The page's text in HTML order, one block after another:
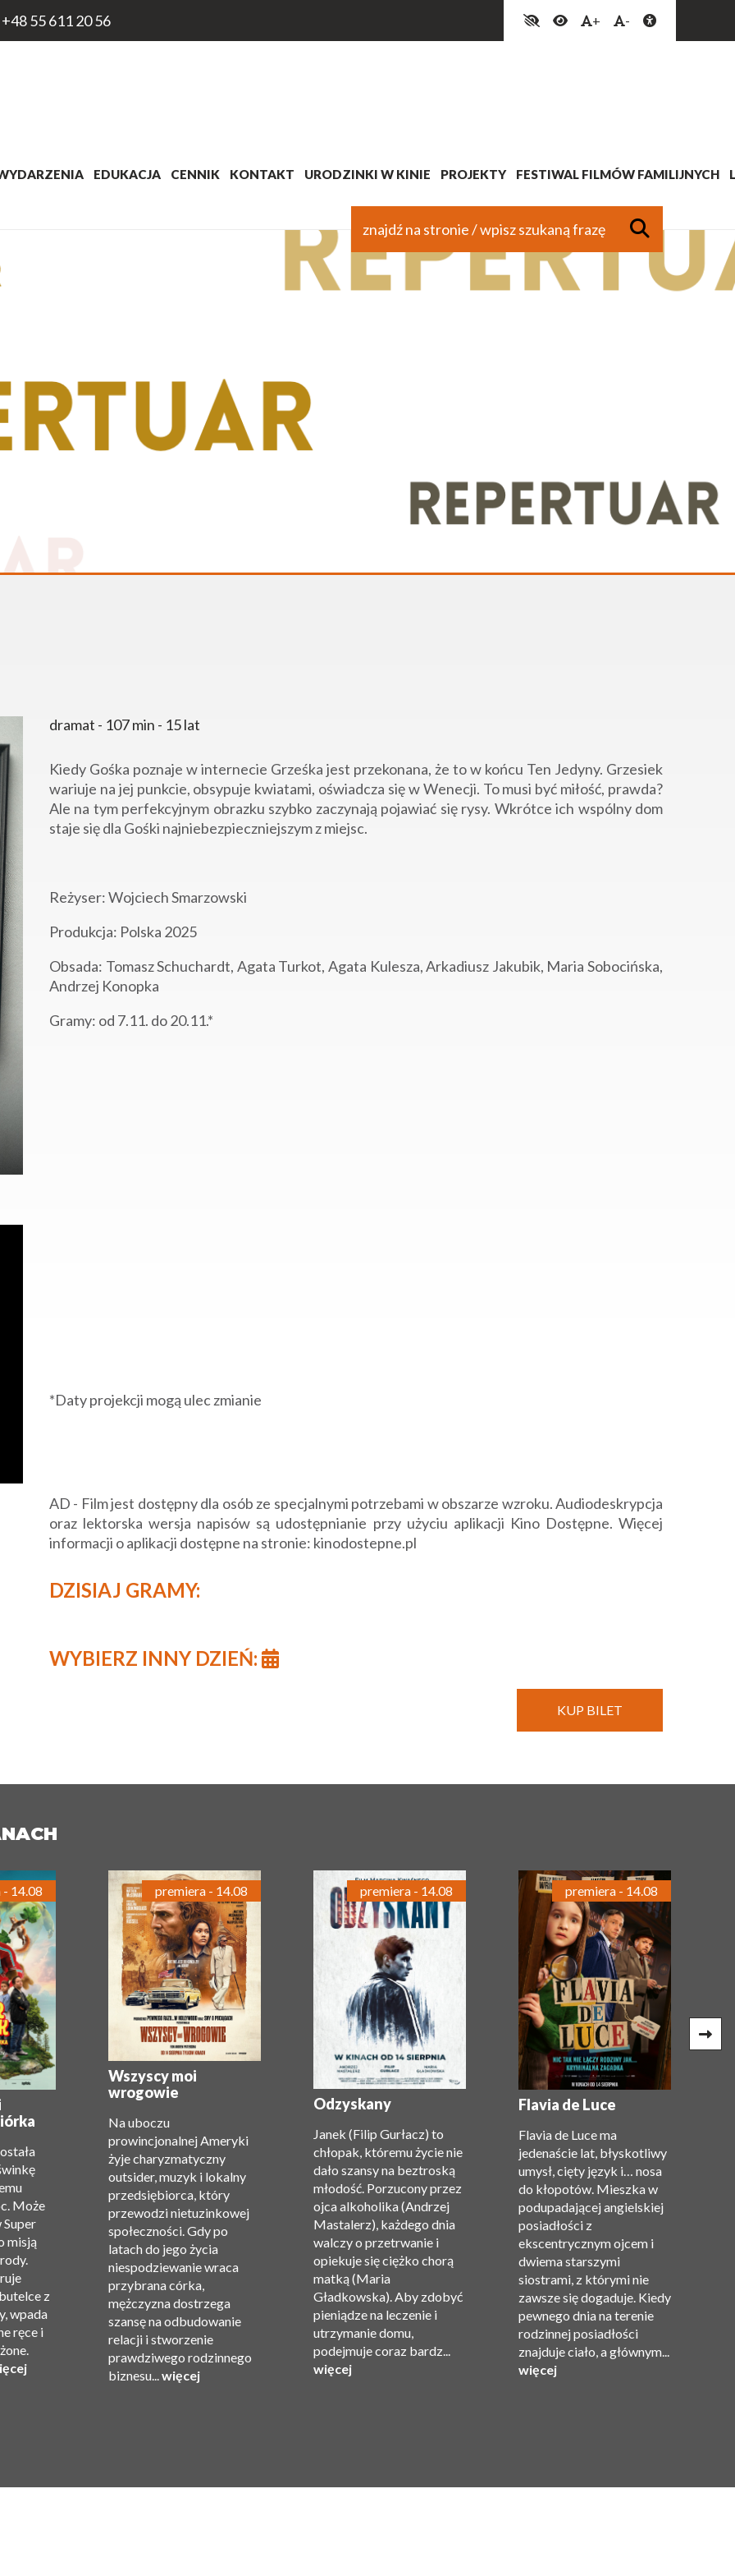
+48 55 611 20 56 + -
EDUKACJA CENNIK KONTAKT URODZINKI W KINIE PROJEKTY FESTIWAL FILMÓW FAMILIJNYCH
dramat - 107 min - 15 lat
Kiedy Gośka poznaje w internecie Grześka jest przekonana, że to w końcu Ten Jedyny. Grzesiek
wariuje na jej punkcie, obsypuje kwiatami, oświadcza się w Wenecji. To musi być miłość, prawda?
Ale na tym perfekcyjnym obrazku szybko zaczynają pojawiać się rysy. Wkrótce ich wspólny dom
staje się dla Gośki najniebezpieczniejszym z miejsc.
Reżyser: Wojciech Smarzowski
Produkcja: Polska 2025
Obsada: Tomasz Schuchardt, Agata Turkot, Agata Kulesza, Arkadiusz Jakubik, Maria Sobocińska,
Andrzej Konopka
Gramy: od 7.11. do 20.11.*
*Daty projekcji mogą ulec zmianie
AD - Film jest dostępny dla osób ze specjalnymi potrzebami w obszarze wzroku. Audiodeskrypcja
oraz lektorska wersja napisów są udostępnianie przy użyciu aplikacji Kino Dostępne. Więcej
informacji o aplikacji dostępne na stronie: kinodostepne.pl
DZISIAJ GRAMY:
WYBIERZ INNY DZIEŃ:
KUP BILET
Może
Super
misją
z
wpada
ręce i
14.08
Wszyscy moi
wrogowie
Na uboczu
prowincjonalnej Ameryki
żyje charyzmatyczny
outsider, muzyk i lokalny
przedsiębiorca, który
przewodzi nietuzinkowej
społeczności. Gdy po
latach do jego życia
niespodziewanie wraca
przybrana córka,
mężczyzna dostrzega
szansę na odbudowanie
relacji i stworzenie
prawdziwego rodzinnego
biznesu...więcej
premiera - 14.08
Odzyskany
Janek (Filip Gurłacz) to
chłopak, któremu życie nie
dało szansy na beztroską
młodość. Porzucony przez
ojca alkoholika (Andrzej
Mastalerz), każdego dnia
walczy o przetrwanie i
opiekuje się ciężko chorą
matką (Maria
Gładkowska). Aby zdobyć
pieniądze na leczenie i
utrzymanie domu,
podejmuje coraz bardz...
więcej
premiera - 14.08
Flavia de Luce
Flavia de Luce ma
jedenaście lat, błyskotliwy
umysł, cięty język i… nosa
do kłopotów. Mieszka w
podupadającej angielskiej
posiadłości z
ekscentrycznym ojcem i
dwiema starszymi
siostrami, z którymi nie
zawsze się dogaduje. Kiedy
pewnego dnia na terenie
rodzinnej posiadłości
znajduje ciało, a głównym...
więcej
premiera - 14.08